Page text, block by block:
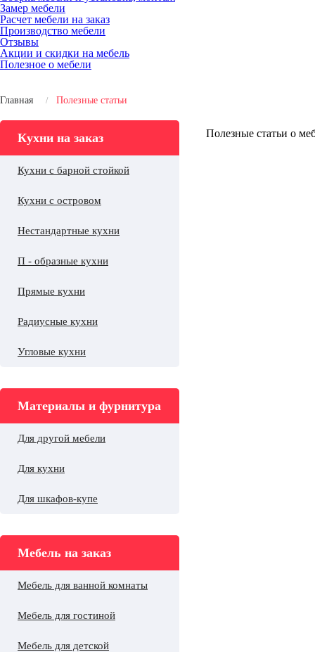
Замер мебели
Расчет мебели на заказ
Производство мебели
Отзывы
Акции и скидки на мебель
Полезное о мебели
Главная Полезные статьи
Кухни на заказ
Кухни с барной стойкой
Кухни с островом
Нестандартные кухни
П - образные кухни
Прямые кухни
Радиусные кухни
Угловые кухни
Материалы и фурнитура
Для другой мебели
Для кухни
Для шкафов-купе
Мебель на заказ
Мебель для ванной комнаты
Мебель для гостиной
Мебель для детской
Полезные статьи о